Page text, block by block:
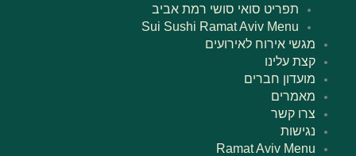
תפריט סואי סושי רמת אביב
Sui Sushi Ramat Aviv Menu
מגשי אירוח לאירועים
קצת עלינו
מועדון חברים
מאמרים
צרו קשר
נגישות
Ramat Aviv Menu